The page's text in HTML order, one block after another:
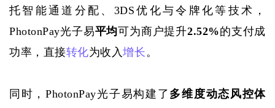
托智能通道分配、3DS优化与令牌化等技术，
PhotonPay光子易平均可为商户提升2.52%的支付成
功率，直接转化为收入增长。
同时，PhotonPay光子易构建了 多维度动态风控体